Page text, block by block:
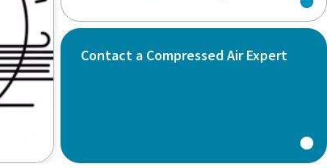
Contact a Compressed Air Expert